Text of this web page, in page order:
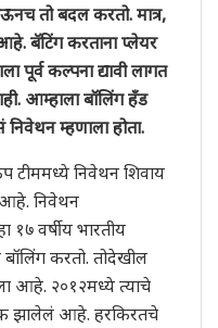
तो बदल करतो. मात्र,
बॅटिंग करताना प्लेयर
पूर्व कल्पना द्यावी लागत
आम्हाला बॉलिंग हँड
म्हणाला होता.
टीममध्ये निवेथन शिवाय
निवेथन
१७ वर्षीय भारतीय
करतो. तोदेखील
आहे. २०१२मध्ये त्याचे
झालेलं आहे. हरकिरतचे